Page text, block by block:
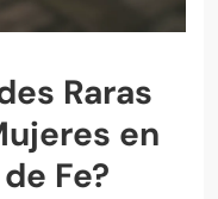
Raras
en
Fe?